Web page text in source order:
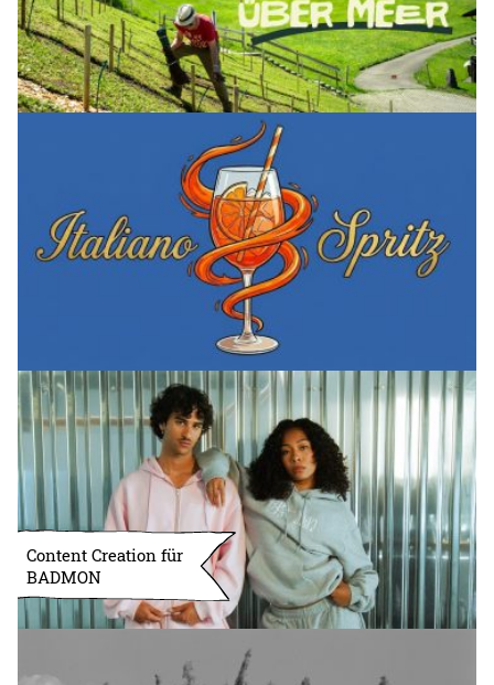
Content Creation für
BADMON